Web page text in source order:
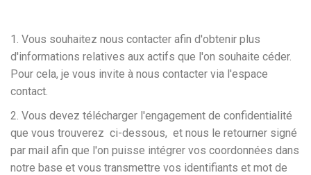
1. Vous souhaitez nous contacter afin d'obtenir plus
d'informations relatives aux actifs que l'on souhaite céder.
Pour cela, je vous invite à nous contacter via l'espace
contact.
2. Vous devez télécharger l'engagement de confidentialité
que vous trouverez ci-dessous, et nous le retourner signé
par mail afin que l'on puisse intégrer vos coordonnées dans
notre base et vous transmettre vos identifiants et mot de